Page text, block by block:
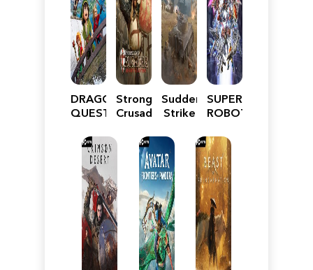
DRAGON
QUEST
Reimagined
Stronghold
Crusader:
Edition
Sudden
Strike
SUPER
ROBOT
Y